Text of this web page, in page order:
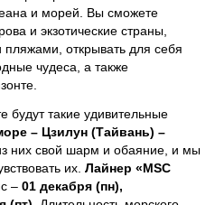
и морей. Вы сможете
и экзотические страны,
открывать для себя
чудеса, а также
такие удивительные
– Цзилун (Тайвань) –
них свой шарм и обаяние, и мы
их. Лайнер «MSC
– 01 декабря (пн),